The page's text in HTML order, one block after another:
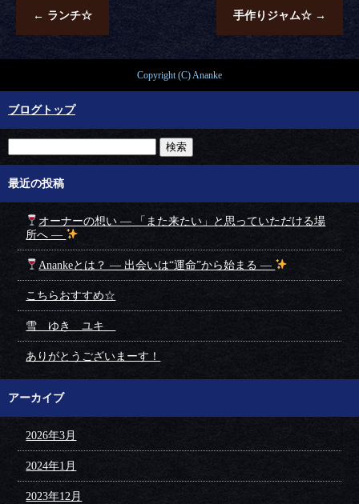
← ランチ☆ 手作りジャム☆ →
Copyright (C) Ananke
ブログトップ
最近の投稿
オーナーの想い ― 「また来たい」と思っていただける場
所へ ―
Anankeとは？ ― 出会いは“運命”から始まる ―
こちらおすすめ☆
雪 ゆき ユキ
ありがとうございまーす！
アーカイブ
2026年3月
2024年1月
2023年12月